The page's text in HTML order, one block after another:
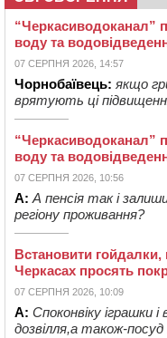
“Черкасиводоканал”
воду та
07 СЕРПНЯ 2026, 14:57
Чорнобаївець: якщо
врятують ці
“Черкасиводоканал”
воду та
07 СЕРПНЯ 2026, 10:56
А: А пенсія так і
регіону проживання?
Встановити гойдалки,
Черкасах просять
07 СЕРПНЯ 2026, 10:09
А: Споконвіку іграшки
дозвілля,а також-посуд